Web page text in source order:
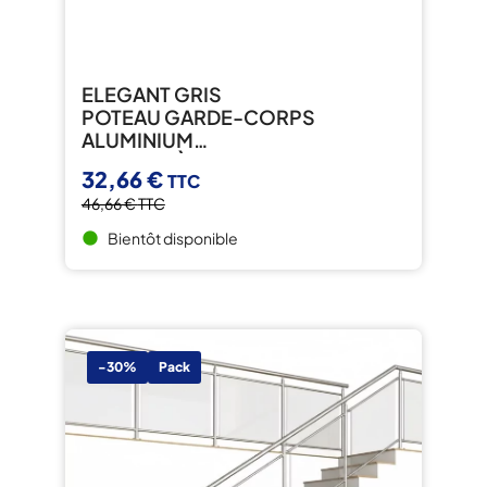
ELEGANT GRIS
POTEAU GARDE-CORPS
ALUMINIUM
32,66 €TTC
46,66 €TTC
brightness_1 Bientôt disponible
-30% Pack